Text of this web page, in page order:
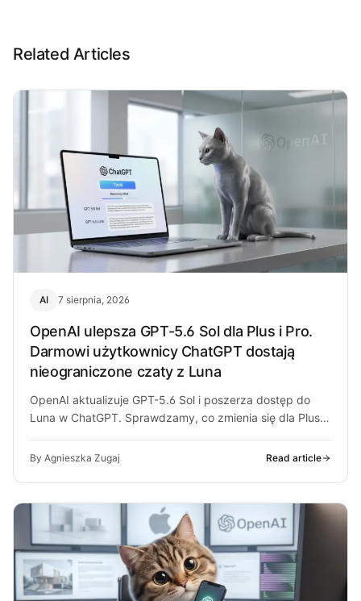
Related Articles
AI 7 sierpnia, 2026
OpenAI ulepsza GPT-5.6 Sol dla Plus i Pro.
Darmowi użytkownicy ChatGPT dostają
nieograniczone czaty z Luna
OpenAI aktualizuje GPT-5.6 Sol i poszerza dostęp do
Luna w ChatGPT. Sprawdzamy, co zmienia się dla Plus,
By Agnieszka Zugaj Read article